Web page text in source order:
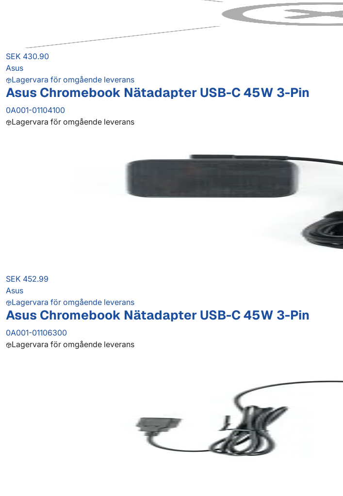
SEK 430.90
Asus
Lagervara för omgående leverans
Asus Chromebook Nätadapter USB-C 45W 3-Pin
0A001-01104100
Lagervara för omgående leverans
SEK 452.99
Asus
Lagervara för omgående leverans
Asus Chromebook Nätadapter USB-C 45W 3-Pin
0A001-01106300
Lagervara för omgående leverans